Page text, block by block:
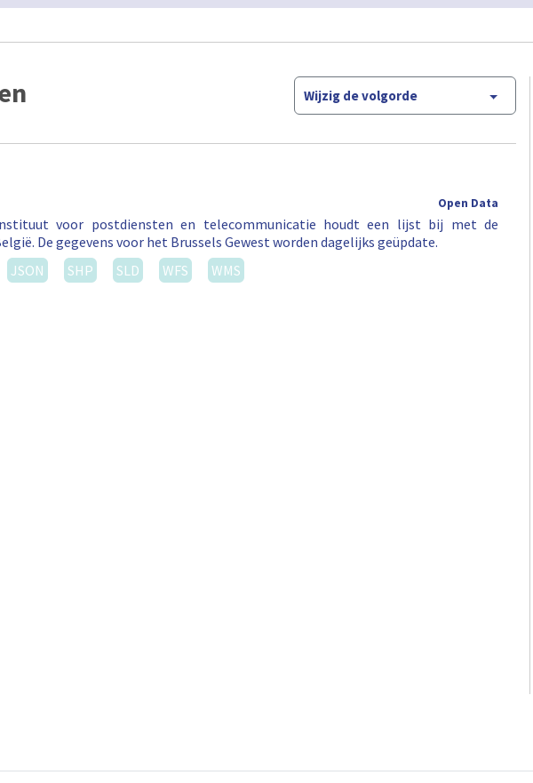
Wijzig de volgorde
Open Data
voor postdiensten en telecommunicatie houdt een lijst bij met de
De gegevens voor het Brussels Gewest worden dagelijks geüpdate.
JSON SHP SLD WFS WMS